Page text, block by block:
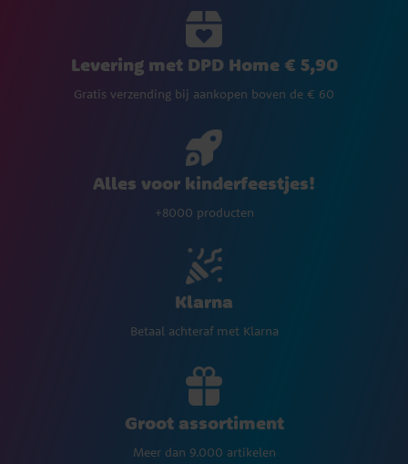
Levering met DPD Home € 5,90
Gratis verzending bij aankopen boven de € 60
Alles voor kinderfeestjes!
+8000 producten
Klarna
Betaal achteraf met Klarna
Groot assortiment
Meer dan 9.000 artikelen